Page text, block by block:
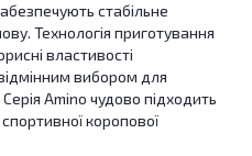
стабільне
Технологія приготування
властивості
вибором для
Amino чудово підходить
коропової